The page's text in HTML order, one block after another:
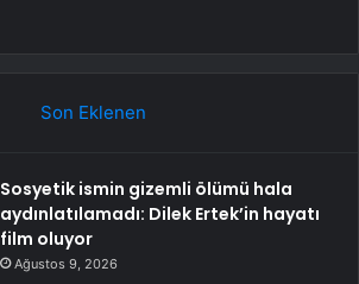
Son Eklenen
Sosyetik ismin gizemli ölümü hala
aydınlatılamadı: Dilek Ertek’in hayatı
film oluyor
Ağustos 9, 2026